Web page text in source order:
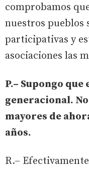
comprobamos
nuestros pueblos
participativas y
asociaciones las
P.– Supongo
generacional.
mayores de
años.
R.–